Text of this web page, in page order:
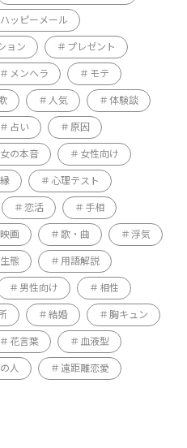
ハッピーメール
ョン プレゼント
メンヘラ モテ
人気 体験談
占い 原因
女の本音 女性向け
心理テスト
恋活 手相
映画 歌・曲 浮気
生態 用語解説
男性向け 相性
結婚 胸キュン
花言葉 血液型
人 遠距離恋愛